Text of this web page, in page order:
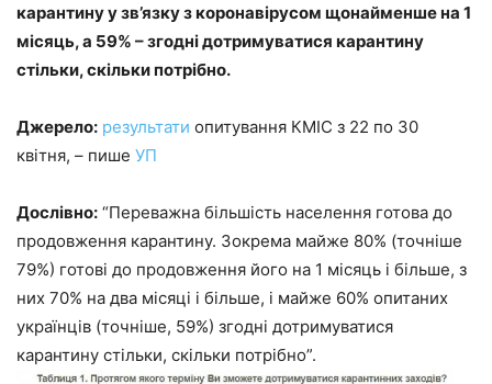
карантину у зв’язку з коронавірусом щонайменше на 1
місяць, а 59% – згодні дотримуватися карантину
стільки, скільки потрібно.
Джерело: результати опитування КМІС з 22 по 30
квітня, – пише УП
Дослівно: “Переважна більшість населення готова до
продовження карантину. Зокрема майже 80% (точніше
79%) готові до продовження його на 1 місяць і більше, з
них 70% на два місяці і більше, і майже 60% опитаних
українців (точніше, 59%) згодні дотримуватися
карантину стільки, скільки потрібно”.